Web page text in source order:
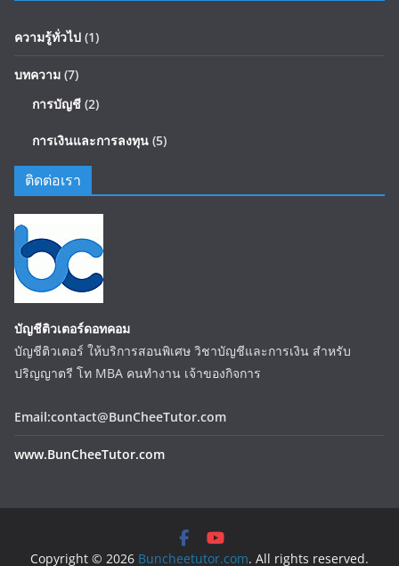
ความรู้ทั่วไป (1)
บทความ (7)
การบัญชี (2)
การเงินและการลงทุน (5)
ติดต่อเรา
บัญชีติวเตอร์ดอทคอม
บัญชีติวเตอร์ ให้บริการสอนพิเศษ วิชาบัญชีและการเงิน สำหรับ
ปริญญาตรี โท MBA คนทำงาน เจ้าของกิจการ
Email:contact@BunCheeTutor.com
www.BunCheeTutor.com
Copyright © 2026 Buncheetutor.com. All rights reserved.